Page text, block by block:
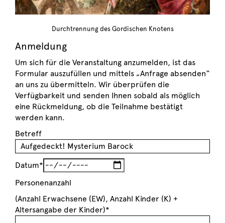
Durchtrennung des Gordischen Knotens
Anmeldung
Um sich für die Veranstaltung anzumelden, ist das
Formular auszufüllen und mittels „Anfrage absenden“
an uns zu übermitteln. Wir überprüfen die
Verfügbarkeit und senden Ihnen sobald als möglich
eine Rückmeldung, ob die Teilnahme bestätigt
werden kann.
Betreff
Datum*
Personenanzahl
(Anzahl Erwachsene (EW), Anzahl Kinder (K) +
Altersangabe der Kinder)*